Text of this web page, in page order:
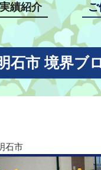
実績紹介 ご
石市 境界ブ
石市